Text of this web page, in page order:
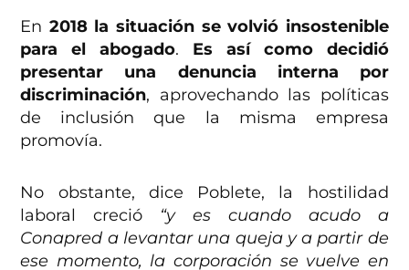
En 2018 la situación se volvió insostenible
para el abogado. Es así como decidió
presentar una denuncia interna por
discriminación, aprovechando las políticas
de inclusión que la misma empresa
promovía.
No obstante, dice Poblete, la hostilidad
laboral creció “y es cuando acudo a
Conapred a levantar una queja y a partir de
ese momento, la corporación se vuelve en